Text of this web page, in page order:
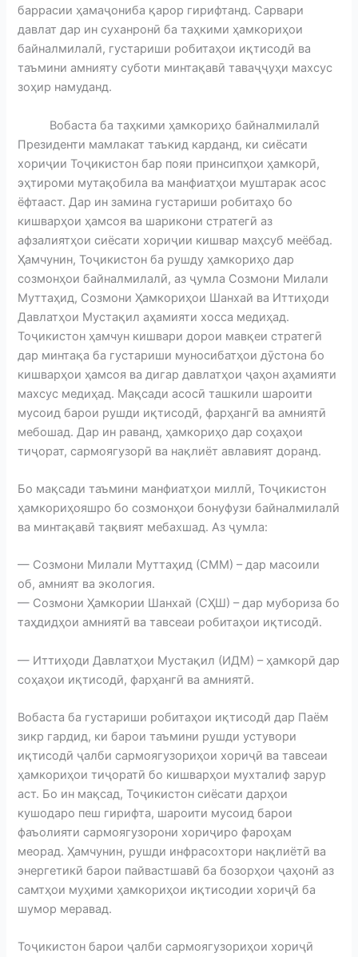
баррасии ҳамаҷониба қарор гирифтанд. Сарвари
давлат дар ин суханронӣ ба таҳкими ҳамкориҳои
байналмилалӣ, густариши робитаҳои иқтисодӣ ва
таъмини амнияту суботи минтақавӣ таваҷҷуҳи махсус
зоҳир намуданд.
Вобаста ба таҳкими ҳамкориҳо байналмилалӣ
Президенти мамлакат таъкид карданд, ки сиёсати
хориҷии Тоҷикистон бар пояи принсипҳои ҳамкорӣ,
эҳтироми мутақобила ва манфиатҳои муштарак асос
ёфтааст. Дар ин замина густариши робитаҳо бо
кишварҳои ҳамсоя ва шарикони стратегӣ аз
афзалиятҳои сиёсати хориҷии кишвар маҳсуб меёбад.
Ҳамчунин, Тоҷикистон ба рушду ҳамкориҳо дар
созмонҳои байналмилалӣ, аз ҷумла Созмони Милали
Муттаҳид, Созмони Ҳамкориҳои Шанхай ва Иттиҳоди
Давлатҳои Мустақил аҳамияти хосса медиҳад.
Тоҷикистон ҳамчун кишвари дорои мавқеи стратегӣ
дар минтақа ба густариши муносибатҳои дӯстона бо
кишварҳои ҳамсоя ва дигар давлатҳои ҷаҳон аҳамияти
махсус медиҳад. Мақсади асосӣ ташкили шароити
мусоид барои рушди иқтисодӣ, фарҳангӣ ва амниятӣ
мебошад. Дар ин раванд, ҳамкориҳо дар соҳаҳои
тиҷорат, сармоягузорӣ ва нақлиёт авлавият доранд.
Бо мақсади таъмини манфиатҳои миллӣ, Тоҷикистон
ҳамкориҳояшро бо созмонҳои бонуфузи байналмилалӣ
ва минтақавӣ тақвият мебахшад. Аз ҷумла:
— Созмони Милали Муттаҳид (СММ) – дар масоили
об, амният ва экология.
— Созмони Ҳамкории Шанхай (СҲШ) – дар мубориза бо
таҳдидҳои амниятӣ ва тавсеаи робитаҳои иқтисодӣ.
— Иттиҳоди Давлатҳои Мустақил (ИДМ) – ҳамкорӣ дар
соҳаҳои иқтисодӣ, фарҳангӣ ва амниятӣ.
Вобаста ба густариши робитаҳои иқтисодӣ дар Паём
зикр гардид, ки барои таъмини рушди устувори
иқтисодӣ ҷалби сармоягузориҳои хориҷӣ ва тавсеаи
ҳамкориҳои тиҷоратӣ бо кишварҳои мухталиф зарур
аст. Бо ин мақсад, Тоҷикистон сиёсати дарҳои
кушодаро пеш гирифта, шароити мусоид барои
фаъолияти сармоягузорони хориҷиро фароҳам
меорад. Ҳамчунин, рушди инфрасохтори нақлиётӣ ва
энергетикӣ барои пайвастшавӣ ба бозорҳои ҷаҳонӣ аз
самтҳои муҳими ҳамкориҳои иқтисодии хориҷӣ ба
шумор меравад.
Тоҷикистон барои ҷалби сармоягузориҳои хориҷӣ